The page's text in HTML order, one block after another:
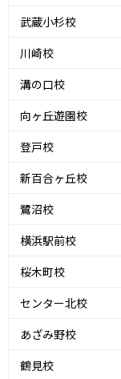
武蔵小杉校
川崎校
溝の口校
向ヶ丘遊園校
登戸校
新百合ヶ丘校
鷺沼校
横浜駅前校
桜木町校
センター北校
あざみ野校
鶴見校